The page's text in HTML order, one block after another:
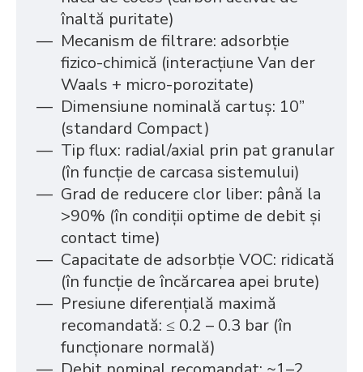
înaltă puritate)
Mecanism de filtrare: adsorbție
fizico-chimică (interacțiune Van der
Waals + micro-porozitate)
Dimensiune nominală cartuș: 10”
(standard Compact)
Tip flux: radial/axial prin pat granular
(în funcție de carcasa sistemului)
Grad de reducere clor liber: până la
>90% (în condiții optime de debit și
contact time)
Capacitate de adsorbție VOC: ridicată
(în funcție de încărcarea apei brute)
Presiune diferențială maximă
recomandată: ≤ 0.2 – 0.3 bar (în
funcționare normală)